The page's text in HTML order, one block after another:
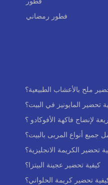
فطور رمضاني
ملح بالأعشاب الطبيعية؟
تحضير المايونيز في البيت؟
لإنضاج فاكهة الأفوكادو ؟
جميع أنواع المربى بالبيت؟
تحضير الكريمة الانجليزية؟
كيفية تحضير عجينة البيتزا؟
تحضير كريمة الحلواني؟